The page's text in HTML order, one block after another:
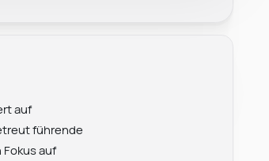
auf
führende
auf